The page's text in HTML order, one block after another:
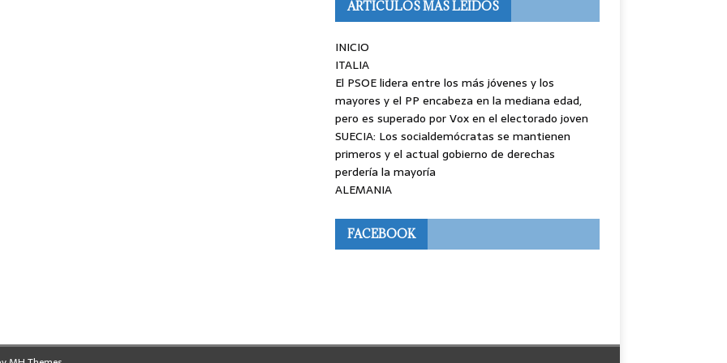
ARTÍCULOS MÁS LEÍDOS
INICIO
ITALIA
El PSOE lidera entre los más jóvenes y los
mayores y el PP encabeza en la mediana edad,
pero es superado por Vox en el electorado joven
SUECIA: Los socialdemócratas se mantienen
primeros y el actual gobierno de derechas
perdería la mayoría
ALEMANIA
FACEBOOK